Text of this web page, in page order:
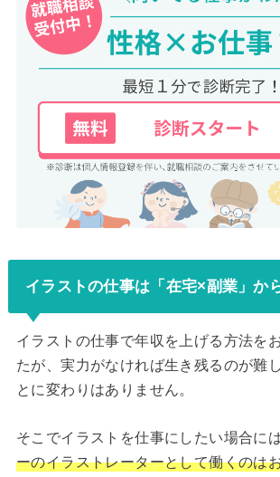
イラストの仕事は「在宅×副業」か
イラストの仕事で年収を上げる方法を
たが、実力がなければ生き残るのが難
とに変わりはありません。
そこでイラストを仕事にしたい場合には
ーのイラストレーターとして働くのは